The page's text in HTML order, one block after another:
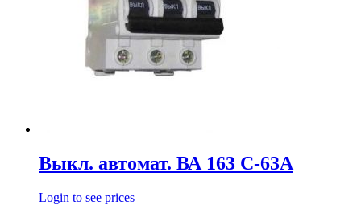
Выкл. автомат. ВА 163 С-63А
Login to see prices